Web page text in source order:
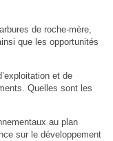
de roche-mère,
que les opportunités
et de
Quelles sont les
au plan
sur le développement